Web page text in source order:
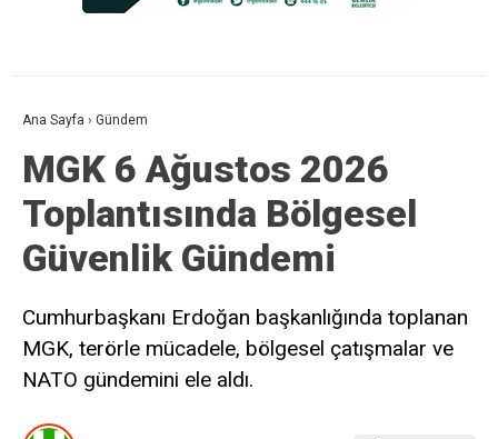
Ana Sayfa › Gündem
MGK 6 Ağustos 2026
Toplantısında Bölgesel
Güvenlik Gündemi
Cumhurbaşkanı Erdoğan başkanlığında toplanan
MGK, terörle mücadele, bölgesel çatışmalar ve
NATO gündemini ele aldı.